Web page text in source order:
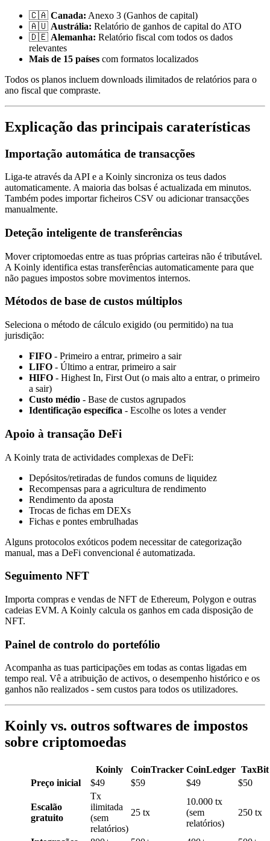
🇨🇦 Canada: Anexo 3 (Ganhos de capital)
🇦🇺 Austrália: Relatório de ganhos de capital do ATO
🇩🇪 Alemanha: Relatório fiscal com todos os dados
relevantes
Mais de 15 países com formatos localizados
Todos os planos incluem downloads ilimitados de relatórios para o
ano fiscal que compraste.
Explicação das principais caraterísticas
Importação automática de transacções
Liga-te através da API e a Koinly sincroniza os teus dados
automaticamente. A maioria das bolsas é actualizada em minutos.
Também podes importar ficheiros CSV ou adicionar transacções
manualmente.
Deteção inteligente de transferências
Mover criptomoedas entre as tuas próprias carteiras não é tributável.
A Koinly identifica estas transferências automaticamente para que
não pagues impostos sobre movimentos internos.
Métodos de base de custos múltiplos
Seleciona o método de cálculo exigido (ou permitido) na tua
jurisdição:
FIFO - Primeiro a entrar, primeiro a sair
LIFO - Último a entrar, primeiro a sair
HIFO - Highest In, First Out (o mais alto a entrar, o primeiro
a sair)
Custo médio - Base de custos agrupados
Identificação específica - Escolhe os lotes a vender
Apoio à transação DeFi
A Koinly trata de actividades complexas de DeFi:
Depósitos/retiradas de fundos comuns de liquidez
Recompensas para a agricultura de rendimento
Rendimento da aposta
Trocas de fichas em DEXs
Fichas e pontes embrulhadas
Alguns protocolos exóticos podem necessitar de categorização
manual, mas a DeFi convencional é automatizada.
Seguimento NFT
Importa compras e vendas de NFT de Ethereum, Polygon e outras
cadeias EVM. A Koinly calcula os ganhos em cada disposição de
NFT.
Painel de controlo do portefólio
Acompanha as tuas participações em todas as contas ligadas em
tempo real. Vê a atribuição de activos, o desempenho histórico e os
ganhos não realizados - sem custos para todos os utilizadores.
Koinly vs. outros softwares de impostos
sobre criptomoedas
Koinly CoinTracker CoinLedger TaxBit
Preço inicial
$49 $59 $49 $50
Escalão
gratuito
Tx
ilimitada
(sem
relatórios)
25 tx
10.000 tx
(sem
relatórios)
250 tx